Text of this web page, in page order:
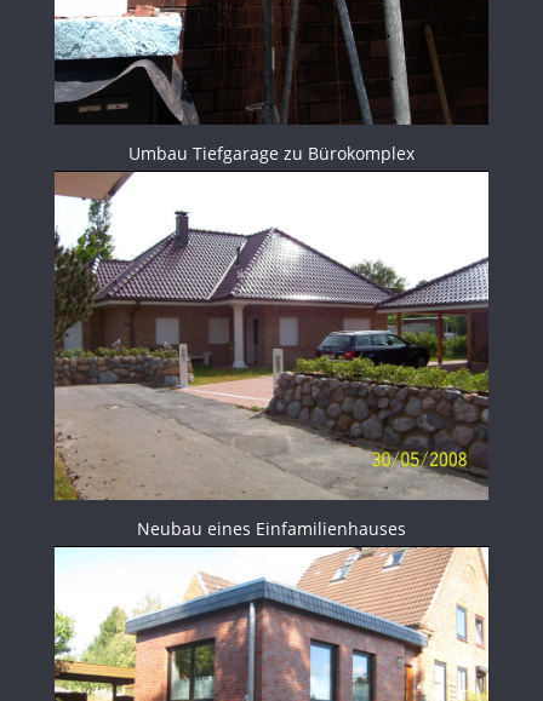
Umbau Tiefgarage zu Bürokomplex
Neubau eines Einfamilienhauses